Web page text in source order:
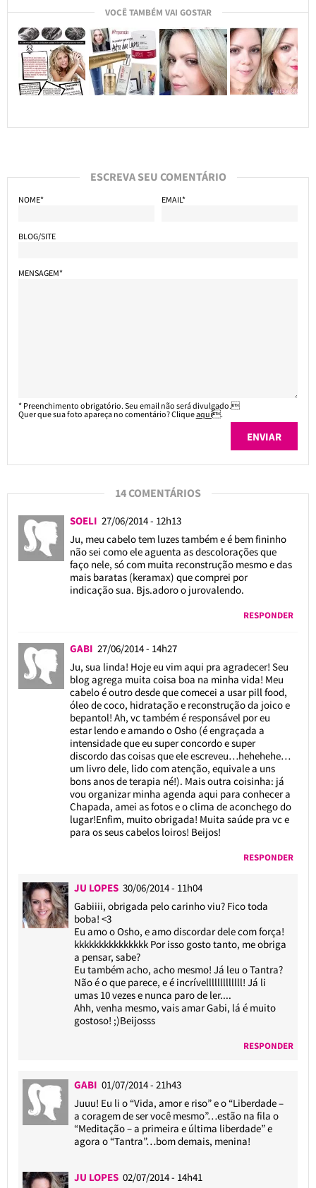
VOCÊ TAMBÉM VAI GOSTAR
ESCREVA SEU COMENTÁRIO
NOME* EMAIL*
BLOG/SITE
MENSAGEM*
* Preenchimento obrigatório. Seu email não será divulgado.
Quer que sua foto apareça no comentário? Cliqueaqui.
14 COMENTÁRIOS
SOELI 27/06/2014 - 12h13
Ju, meu cabelo tem luzes também e é bem fininho
não sei como ele aguenta as descolorações que
faço nele, só com muita reconstrução mesmo e das
mais baratas (keramax) que comprei por
indicação sua. Bjs.adoro o jurovalendo.
RESPONDER
GABI 27/06/2014 - 14h27
Ju, sua linda! Hoje eu vim aqui pra agradecer! Seu
blog agrega muita coisa boa na minha vida! Meu
cabelo é outro desde que comecei a usar pill food,
óleo de coco, hidratação e reconstrução da joico e
bepantol! Ah, vc também é responsável por eu
estar lendo e amando o Osho (é engraçada a
intensidade que eu super concordo e super
discordo das coisas que ele escreveu…hehehehe…
um livro dele, lido com atenção, equivale a uns
bons anos de terapia né!). Mais outra coisinha: já
vou organizar minha agenda aqui para conhecer a
Chapada, amei as fotos e o clima de aconchego do
lugar!Enfim, muito obrigada! Muita saúde pra vc e
para os seus cabelos loiros! Beijos!
RESPONDER
JU LOPES 30/06/2014 - 11h04
Gabiiii, obrigada pelo carinho viu? Fico toda
boba! <3
Eu amo o Osho, e amo discordar dele com força!
kkkkkkkkkkkkkkk Por isso gosto tanto, me obriga
a pensar, sabe?
Eu também acho, acho mesmo! Já leu o Tantra?
Não é o que parece, e é incrívelllllllllllll! Já li
umas 10 vezes e nunca paro de ler....
Ahh, venha mesmo, vais amar Gabi, lá é muito
gostoso! ;)Beijosss
RESPONDER
GABI01/07/2014 - 21h43
Juuu! Eu li o “Vida, amor e riso” e o “Liberdade –
a coragem de ser você mesmo”…estão na fila o
“Meditação – a primeira e última liberdade” e
agora o “Tantra”…bom demais, menina!
JU LOPES 02/07/2014 - 14h41